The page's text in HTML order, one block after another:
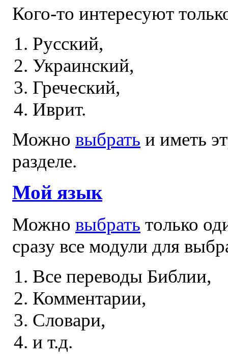
Кого-то интересуют
Русский,
Украинский,
Греческий,
Иврит.
Можно выбрать и иметь
разделе.
Мой язык
Можно выбрать только
сразу все модули для
Все переводы Библии,
Комментарии,
Словари,
и т.д.